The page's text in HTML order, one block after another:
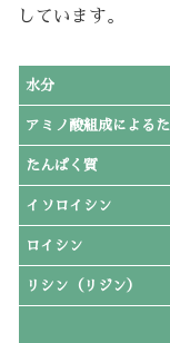
しています。
水分
アミノ酸組成による
たんぱく質
イソロイシン
ロイシン
リシン（リジン）